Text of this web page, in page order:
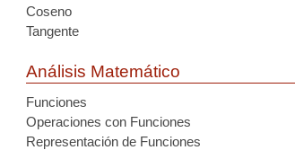
Coseno
Tangente
Análisis Matemático
Funciones
Operaciones con Funciones
Representación de Funciones